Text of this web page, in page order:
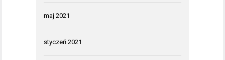
maj 2021
styczeń 2021